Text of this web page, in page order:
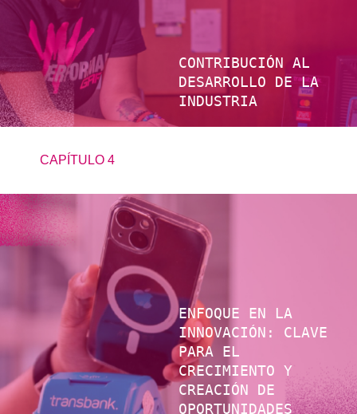
CONTRIBUCIÓN AL
DESARROLLO DE LA
INDUSTRIA
CAPÍTULO 4
ENFOQUE EN LA
INNOVACIÓN: CLAVE
PARA EL
CRECIMIENTO Y
CREACIÓN DE
OPORTUNIDADES